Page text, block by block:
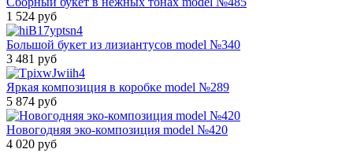
1 524 руб
Большой букет из лизиантусов model №340
3 481 руб
Яркая композиция в коробке model №289
5 874 руб
Новогодняя эко-композиция model №420
4 020 руб